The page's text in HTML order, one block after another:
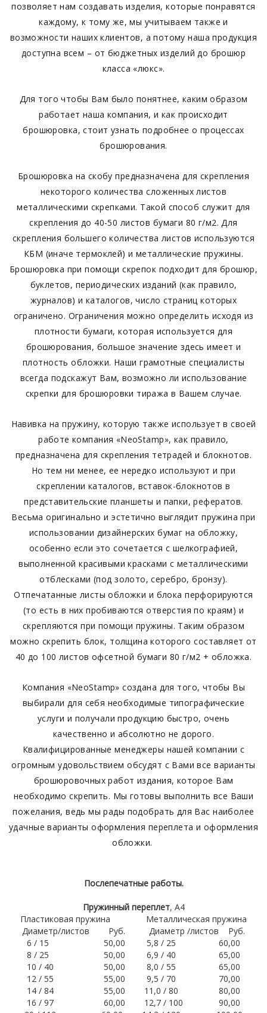
позволяет нам создавать изделия, которые понравятся
каждому, к тому же, мы учитываем также и
возможности наших клиентов, а потому наша продукция
доступна всем – от бюджетных изделий до брошюр
класса «люкс».
Для того чтобы Вам было понятнее, каким образом
работает наша компания, и как происходит
брошюровка, стоит узнать подробнее о процессах
брошюрования.
Брошюровка на скобу предназначена для скрепления
некоторого количества сложенных листов
металлическими скрепками. Такой способ служит для
скрепления до 40-50 листов бумаги 80 г/м2. Для
скрепления большего количества листов используются
КБМ (иначе термоклей) и металлические пружины.
Брошюровка при помощи скрепок подходит для брошюр,
буклетов, периодических изданий (как правило,
журналов) и каталогов, число страниц которых
ограничено. Ограничения можно определить исходя из
плотности бумаги, которая используется для
брошюрования, большое значение здесь имеет и
плотность обложки. Наши грамотные специалисты
всегда подскажут Вам, возможно ли использование
скрепки для брошюровки тиража в Вашем случае.
Навивка на пружину, которую также использует в своей
работе компания «NeoStamp», как правило,
предназначена для скрепления тетрадей и блокнотов.
Но тем ни менее, ее нередко используют и при
скреплении каталогов, вставок-блокнотов в
представительские планшеты и папки, рефератов.
Весьма оригинально и эстетично выглядит пружина при
использовании дизайнерских бумаг на обложку,
особенно если это сочетается с шелкографией,
выполненной красивыми красками с металлическими
отблесками (под золото, серебро, бронзу).
Отпечатанные листы обложки и блока перфорируются
(то есть в них пробиваются отверстия по краям) и
скрепляются при помощи пружины. Таким образом
можно скрепить блок, толщина которого составляет от
40 до 100 листов офсетной бумаги 80 г/м2 + обложка.
Компания «NeoStamp» создана для того, чтобы Вы
выбирали для себя необходимые типографические
услуги и получали продукцию быстро, очень
качественно и абсолютно не дорого.
Квалифицированные менеджеры нашей компании с
огромным удовольствием обсудят с Вами все варианты
брошюровочных работ издания, которое Вам
необходимо скрепить. Мы готовы выполнить все Ваши
пожелания, ведь мы рады подобрать для Вас наиболее
удачные варианты оформления переплета и оформления
обложки.
Послепечатные работы.
Пружинный переплет, А4
Пластиковая пружина
Металлическая пружина
Диаметр/листов
Руб. Диаметр /листов
Руб.
6 / 15
50,00 5,8 / 25
60,00
8 / 25
50,00 6,9 / 40
65,00
10 / 40
50,00 8,0 / 55
65,00
12 / 55
55,00 9,5 / 70
70,00
14 / 84
55,00
11,0 / 80 80,00
16 / 97
60,00
12,7 / 100 90,00